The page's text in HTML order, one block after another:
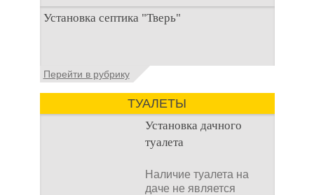
При строительстве дачи одной из
первоочередных задач становится
Установка септика "Тверь"
Установка септика Тверь - важнейший
аспект утилизации сточных вод в частных
домах и на загородных
Перейти в рубрику
ТУАЛЕТЫ
Установка дачного
туалета
Наличие туалета на
даче не является